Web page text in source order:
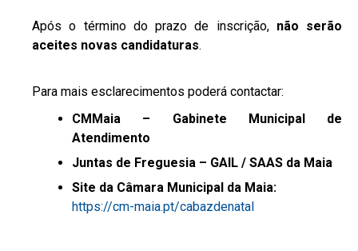
Após o término do prazo de inscrição, não serão
aceites novas candidaturas.
Para mais esclarecimentos poderá contactar:
CMMaia – Gabinete Municipal de
Atendimento
Juntas de Freguesia – GAIL / SAAS da Maia
Site da Câmara Municipal da Maia:
https://cm-maia.pt/cabazdenatal